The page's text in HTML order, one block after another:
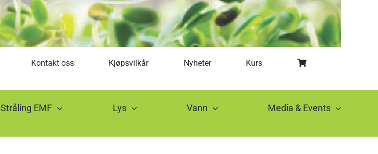
Kontakt oss Kjøpsvilkår Nyheter Kurs
Stråling EMF Lys Vann Media & Events